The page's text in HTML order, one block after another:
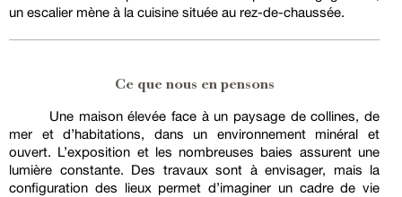
un escalier mène à la cuisine située au rez-de-chaussée.
Ce que nous en pensons
Une maison élevée face à un paysage de collines, de
mer et d’habitations, dans un environnement minéral et
ouvert. L’exposition et les nombreuses baies assurent une
lumière constante. Des travaux sont à envisager, mais la
configuration des lieux permet d’imaginer un cadre de vie